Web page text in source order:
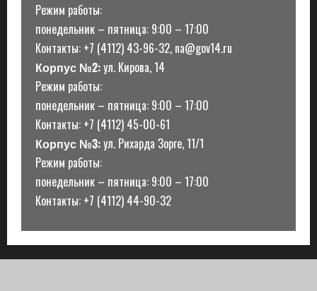
Режим работы:
понедельник – пятница: 9:00 – 17:00
Контакты: +7 (4112) 43-96-32, na@gov14.ru
Корпус №2:ул. Кирова, 14
Режим работы:
понедельник – пятница: 9:00 – 17:00
Контакты: +7 (4112) 45-00-61
Корпус №3:ул. Рихарда Зорге, 11/1
Режим работы:
понедельник – пятница: 9:00 – 17:00
Контакты: +7 (4112) 44-90-32